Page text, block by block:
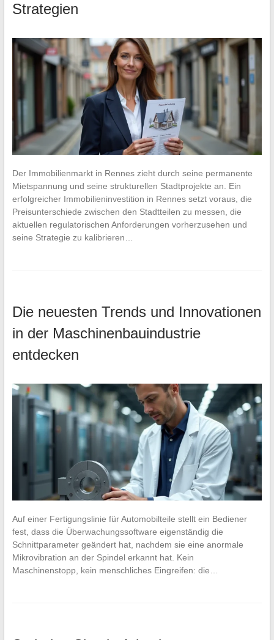
Strategien
Der Immobilienmarkt in Rennes zieht durch seine permanente
Mietspannung und seine strukturellen Stadtprojekte an. Ein
erfolgreicher Immobilieninvestition in Rennes setzt voraus, die
Preisunterschiede zwischen den Stadtteilen zu messen, die
aktuellen regulatorischen Anforderungen vorherzusehen und
seine Strategie zu kalibrieren…
Die neuesten Trends und Innovationen
in der Maschinenbauindustrie
entdecken
Auf einer Fertigungslinie für Automobilteile stellt ein Bediener
fest, dass die Überwachungssoftware eigenständig die
Schnittparameter geändert hat, nachdem sie eine anormale
Mikrovibration an der Spindel erkannt hat. Kein
Maschinenstopp, kein menschliches Eingreifen: die…